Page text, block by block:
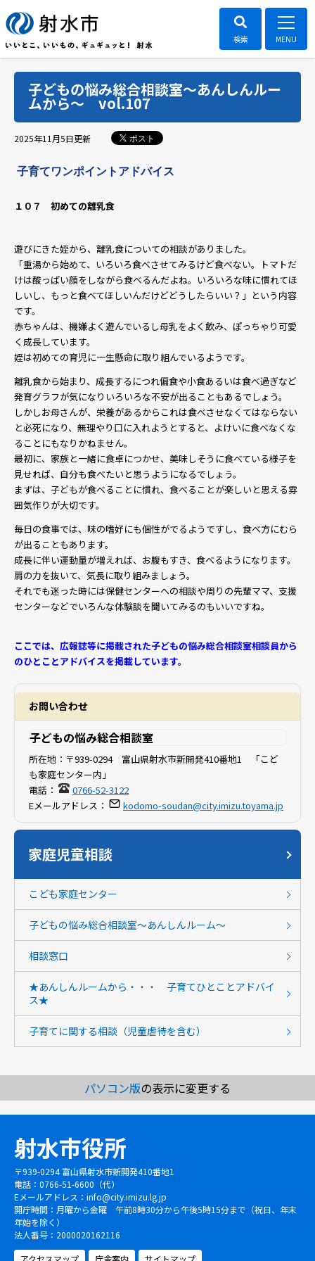
子どもの悩み総合相談室～あんしんルー
ムから～ vol.107
2025年11月5日更新 ポスト
子育てワンポイントアドバイス
１０７ 初めての離乳食
遊びにきた姪から、離乳食についての相談がありました。
「重湯から始めて、いろいろ食べさせてみるけど食べない。トマトだ
けは酸っぱい顔をしながら食べるんだよね。いろいろな味に慣れてほ
しいし、もっと食べてほしいんだけどどうしたらいい？」という内容
です。
赤ちゃんは、機嫌よく遊んでいるし母乳をよく飲み、ぽっちゃり可愛
く成長しています。
姪は初めての育児に一生懸命に取り組んでいるようです。
離乳食から始まり、成長するにつれ偏食や小食あるいは食べ過ぎなど
発育グラフが気になりいろいろな不安が出ることもあるでしょう。
しかしお母さんが、栄養があるからこれは食べさせなくてはならない
と必死になり、無理やり口に入れようとすると、よけいに食べなくな
ることにもなりかねません。
最初に、家族と一緒に食卓につかせ、美味しそうに食べている様子を
見せれば、自分も食べたいと思うようになるでしょう。
まずは、子どもが食べることに慣れ、食べることが楽しいと思える雰
囲気作りが大切です。
毎日の食事では、味の嗜好にも個性がでるようですし、食べ方にむら
が出ることもあります。
成長に伴い運動量が増えれば、お腹もすき、食べるようになります。
肩の力を抜いて、気長に取り組みましょう。
それでも迷った時には保健センターへの相談や周りの先輩ママ、支援
センターなどでいろんな体験談を聞いてみるのもいいですね。
ここでは、広報誌等に掲載された子どもの悩み総合相談室相談員から
のひとことアドバイスを掲載しています。
お問い合わせ
子どもの悩み総合相談室
所在地： 〒939-0294 富山県射水市新開発410番地1 「こど
も家庭センター内」
電話：
0766-52-3122
Eメールアドレス：
kodomo-soudan@city.imizu.toyama.jp
家庭児童相談
こども家庭センター
子どもの悩み総合相談室～あんしんルーム～
相談窓口
★あんしんルームから・・・ 子育てひとことアドバイ
ス★
子育てに関する相談（児童虐待を含む）
パソコン版の表示に変更する
射水市役所
〒939-0294 富山県射水市新開発410番地1
電話：0766-51-6600（代）
Eメールアドレス： info@city.imizu.lg.jp
開庁時間：月曜から金曜 午前8時30分から午後5時15分まで（祝日、年末
年始を除く）
法人番号：2000020162116
アクセスマップ
庁舎案内 サイトマップ